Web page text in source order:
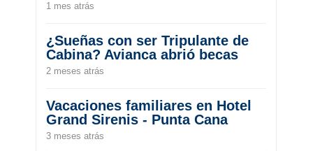
1 mes atrás
¿Sueñas con ser Tripulante de
Cabina? Avianca abrió becas
2 meses atrás
Vacaciones familiares en Hotel
Grand Sirenis - Punta Cana
3 meses atrás